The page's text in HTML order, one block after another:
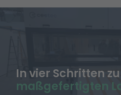
In vier Schritten
maßgefertigten